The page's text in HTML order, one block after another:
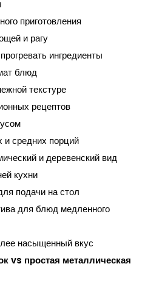
приготовления
и рагу
ингредиенты
блюд
текстуре
рецептов
средних порций
и деревенский вид
кухни
подачи на стол
для блюд медленного
насыщенный вкус
vs простая металлическая